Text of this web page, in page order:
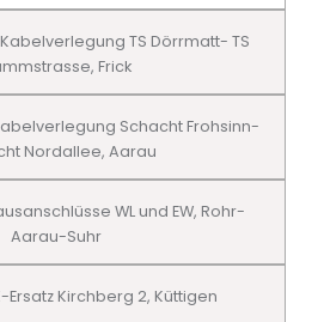
Kabelverlegung TS Dörrmatt- TS
Frick
Schacht Frohsinn-
Nordallee, Aarau
WL und EW, Rohr-
Aarau-Suhr
Ersatz Kirchberg 2, Küttigen